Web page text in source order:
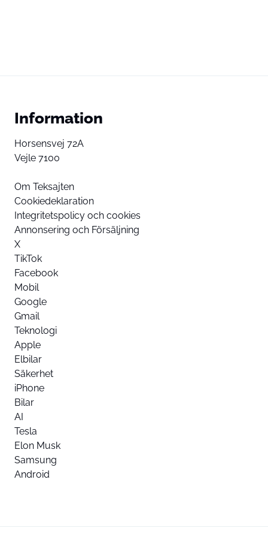
Information
Horsensvej 72A
Vejle 7100
Om Teksajten
Cookiedeklaration
Integritetspolicy och cookies
Annonsering och Försäljning
X
TikTok
Facebook
Mobil
Google
Gmail
Teknologi
Apple
Elbilar
Säkerhet
iPhone
Bilar
AI
Tesla
Elon Musk
Samsung
Android